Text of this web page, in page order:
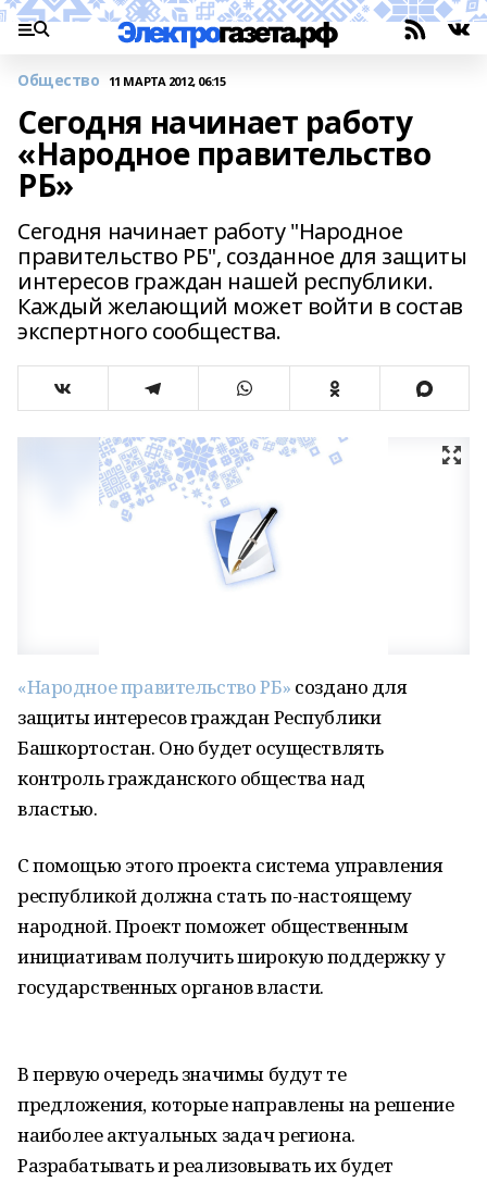
Общество 11 МАРТА 2012, 06:15
Сегодня начинает работу
«Народное правительство
РБ»
Сегодня начинает работу "Народное
правительство РБ", созданное для защиты
интересов граждан нашей республики.
Каждый желающий может войти в состав
экспертного сообщества.
«Народное правительство РБ» создано для
защиты интересов граждан Республики
Башкортостан. Оно будет осуществлять
контроль гражданского общества над
властью.
С помощью этого проекта система управления
республикой должна стать по-настоящему
народной. Проект поможет общественным
инициативам получить широкую поддержку у
государственных органов власти.
В первую очередь значимы будут те
предложения, которые направлены на решение
наиболее актуальных задач региона.
Разрабатывать и реализовывать их будет